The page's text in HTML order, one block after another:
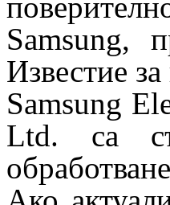
Samsung,
Известие
Samsung
Ltd. са